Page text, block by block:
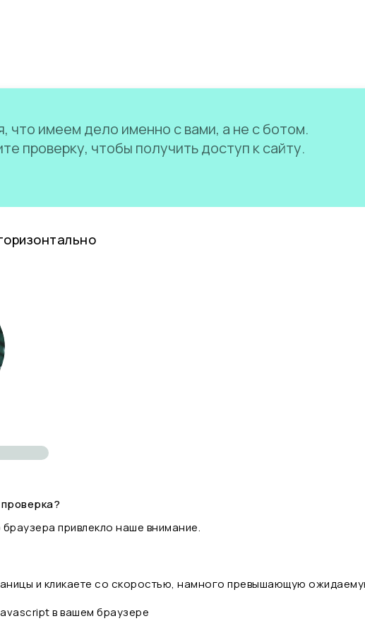
что имеем дело именно с вами, а не с ботом.
проверку, чтобы получить доступ к сайту.
привлекло наше внимание.
и кликаете со скоростью, намного превышающую
в вашем браузере